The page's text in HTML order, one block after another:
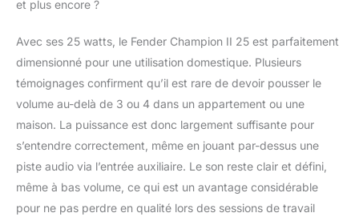
et plus encore ?
Avec ses 25 watts, le Fender Champion II 25 est parfaitement
dimensionné pour une utilisation domestique. Plusieurs
témoignages confirment qu’il est rare de devoir pousser le
volume au-delà de 3 ou 4 dans un appartement ou une
maison. La puissance est donc largement suffisante pour
s’entendre correctement, même en jouant par-dessus une
piste audio via l’entrée auxiliaire. Le son reste clair et défini,
même à bas volume, ce qui est un avantage considérable
pour ne pas perdre en qualité lors des sessions de travail